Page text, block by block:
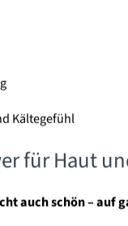
Kältegefühl
für Haut
auch schön – auf